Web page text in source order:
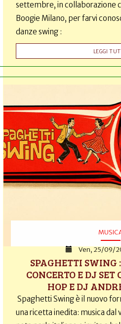
settembre, in collaborazione
Boogie Milano, per farvi
danze swing :
LEGGI
Ven, 25/09/
SPAGHETTI
CONCERTO E DJ
HOP E DJ
Spaghetti Swing è il nuovo
una ricetta inedita: musica dal